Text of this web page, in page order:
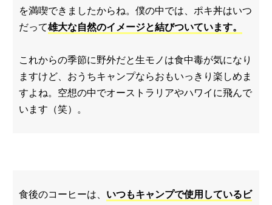
を満喫できましたからね。僕の中では、ポキ丼はいつ
だって雄大な自然のイメージと結びついています。
これからの季節に野外だと生モノは食中毒が気になり
ますけど、おうちキャンプならおもいっきり楽しめま
すよね。空想の中でオーストラリアやハワイに飛んで
います（笑）。
食後のコーヒーは、 いつもキャンプで使用しているビ